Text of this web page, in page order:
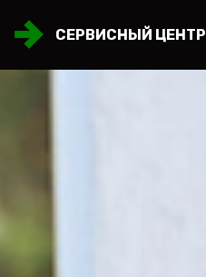
СЕРВИСНЫЙ ЦЕНТР